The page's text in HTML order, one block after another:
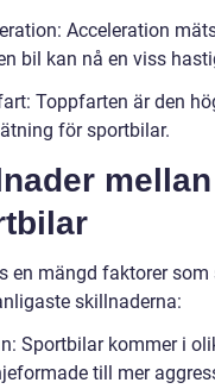
Acceleration
bil kan nå en viss
Toppfarten är den
för sportbilar.
en mängd faktorer
skillnaderna:
Sportbilar kommer i
till mer